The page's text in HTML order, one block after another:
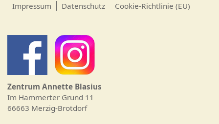
Impressum Datenschutz Cookie-Richtlinie (EU)
Zentrum Annette Blasius
Im Hammerter Grund 11
66663 Merzig-Brotdorf